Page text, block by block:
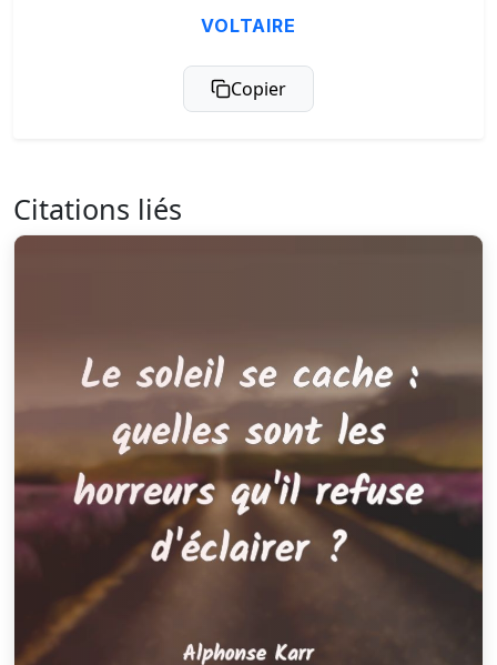
VOLTAIRE
Copier
Citations liés